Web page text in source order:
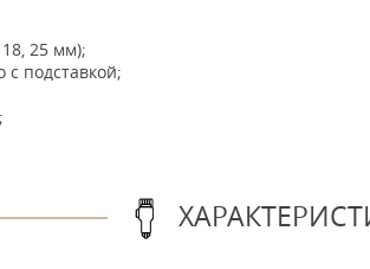
18, 25 мм);
с подставкой;